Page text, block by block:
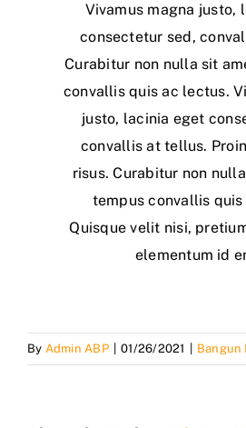
Vivamus magna justo,
consectetur sed,
Curabitur non nulla sit
convallis quis ac lectus.
justo, lacinia eget
convallis at tellus.
risus. Curabitur non
tempus convallis
Quisque velit nisi,
elementum id
By Admin ABP 01/26/2021 Bangun